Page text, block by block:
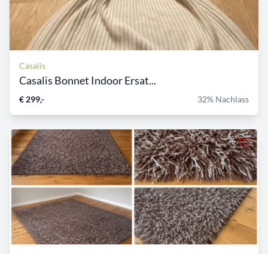
Casalis
Casalis Bonnet Indoor Ersat...
€ 299,- 32% Nachlass